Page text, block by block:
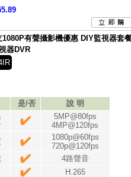
有聲攝影機優惠 DIY監視器套
器DVR
是/否
說 明
5MP@80fps
4MP@120fps
1080p@60fps
720p@120fps
4路聲音
H.265